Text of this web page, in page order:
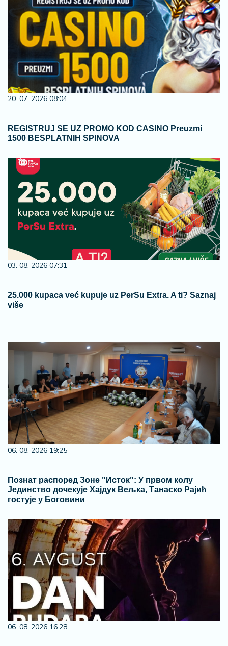
20. 07. 2026 08:04
REGISTRUJ SE UZ PROMO KOD CASINO Preuzmi
1500 BESPLATNIH SPINOVA
03. 08. 2026 07:31
25.000 kupaca već kupuje uz PerSu Extra. A ti? Saznaj
više
06. 08. 2026 19:25
Познат распоред Зоне "Исток": У првом колу
Јединство дочекује Хајдук Вељка, Танаско Рајић
гостује у Боговини
06. 08. 2026 16:28